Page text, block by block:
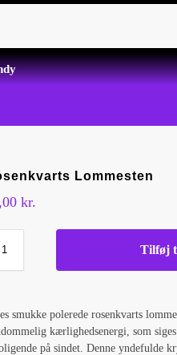
Lommesten
kr.
Tilføj
smukke polerede rosenkvarts
kærlighedsenergi, som
på sindet. Denne yndefulde